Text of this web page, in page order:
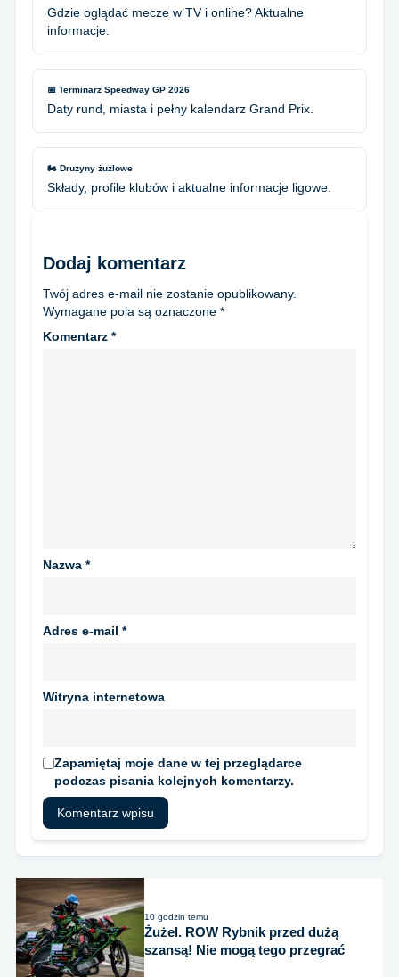
Gdzie oglądać mecze w TV i online? Aktualne
informacje.
📅 Terminarz Speedway GP 2026
Daty rund, miasta i pełny kalendarz Grand Prix.
🏍️ Drużyny żużlowe
Składy, profile klubów i aktualne informacje ligowe.
Dodaj komentarz
Twój adres e-mail nie zostanie opublikowany.
Wymagane pola są oznaczone *
Komentarz *
Nazwa *
Adres e-mail *
Witryna internetowa
Zapamiętaj moje dane w tej przeglądarce
podczas pisania kolejnych komentarzy.
10 godzin temu
Żużel. ROW Rybnik przed dużą
szansą! Nie mogą tego przegrać